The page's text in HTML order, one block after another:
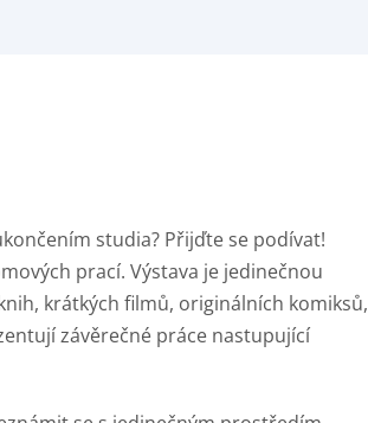
studia? Přijďte se podívat!
prací. Výstava je jedinečnou
krátkých filmů, originálních komiksů,
závěrečné práce nastupující